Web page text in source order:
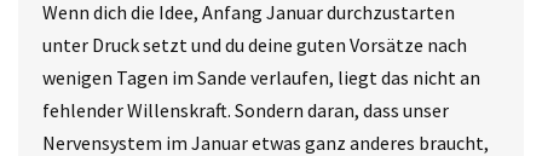
Wenn dich die Idee, Anfang Januar durchzustarten
unter Druck setzt und du deine guten Vorsätze nach
wenigen Tagen im Sande verlaufen, liegt das nicht an
fehlender Willenskraft. Sondern daran, dass unser
Nervensystem im Januar etwas ganz anderes braucht,